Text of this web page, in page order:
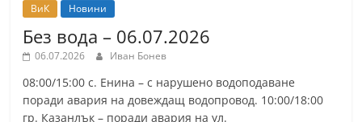
ВиК Новини
Без вода – 06.07.2026
06.07.2026 Иван Бонев
08:00/15:00 с. Енина – с нарушено водоподаване
поради авария на довеждащ водопровод. 10:00/18:00
гр. Казанлък – поради авария на ул.